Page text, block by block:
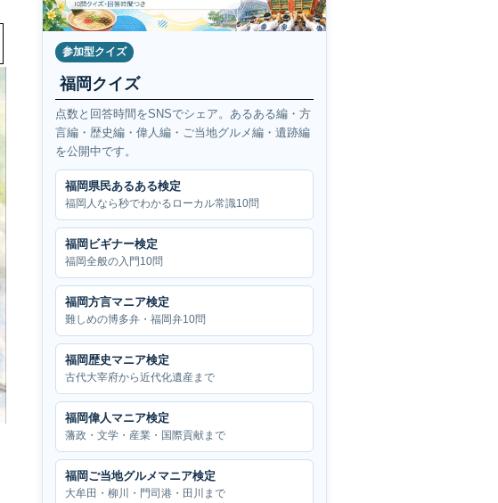
参加型クイズ
福岡クイズ
点数と回答時間をSNSでシェア。あるある編・方
言編・歴史編・偉人編・ご当地グルメ編・遺跡編
を公開中です。
福岡県民あるある検定
福岡人なら秒でわかるローカル常識10問
福岡ビギナー検定
福岡全般の入門10問
福岡方言マニア検定
難しめの博多弁・福岡弁10問
福岡歴史マニア検定
古代大宰府から近代化遺産まで
福岡偉人マニア検定
藩政・文学・産業・国際貢献まで
福岡ご当地グルメマニア検定
大牟田・柳川・門司港・田川まで